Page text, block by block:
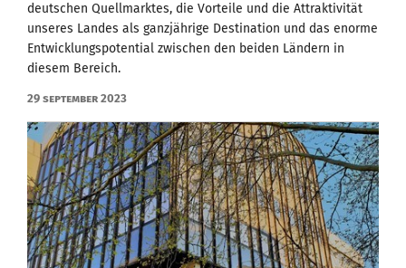
deutschen Quellmarktes, die Vorteile und die Attraktivität
unseres Landes als ganzjährige Destination und das enorme
Entwicklungspotential zwischen den beiden Ländern in
diesem Bereich.
29 September 2023